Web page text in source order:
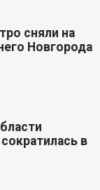
сняли на
Новгорода
в